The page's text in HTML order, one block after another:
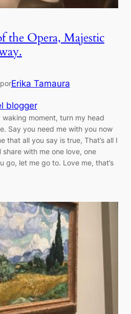
the Opera, Majestic
porErika Tamaura
blogger
moment, turn my head
Say you need me with you now
that all you say is true, That’s all I
with me one love, one
go, let me go to. Love me, that’s